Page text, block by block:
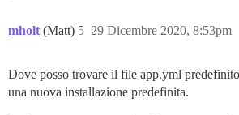
mholt (Matt) 29 Dicembre 2020, 8:53pm
5
Dove posso trovare il file app.yml
una nuova installazione predefinita.